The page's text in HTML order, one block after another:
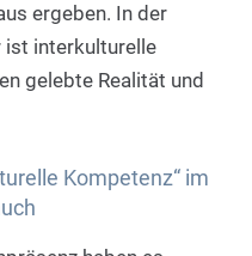
ergeben. In der
ist interkulturelle
gelebte Realität und
Kompetenz“ im